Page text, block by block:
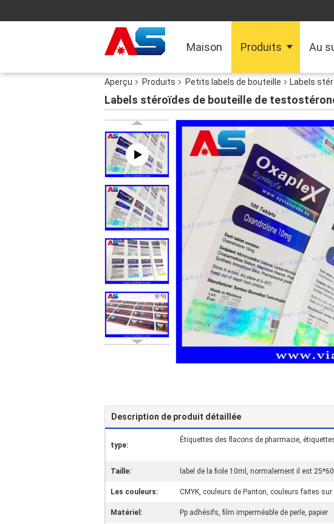
Maison Produits Au
Aperçu Produits Petits labels de bouteille Labels
Labels stéroïdes de bouteille de
Description de produit détaillée
type:
Étiquettes des flacons de pharmacie,
Taille: label de la fiole 10ml, normalement il est
Les couleurs: CMYK, couleurs de Panton, couleurs faites
Matériel: Pp adhésifs, film imperméable de perle, papier